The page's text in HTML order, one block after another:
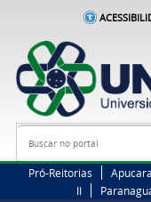
Busca
Pró-Reitorias
II